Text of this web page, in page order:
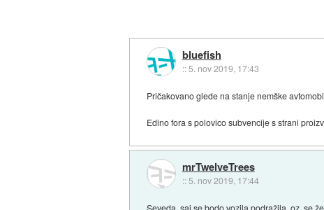
bluefish
::5. nov 2019, 17:43
Pričakovano glede na stanje nemške
Edino fora s polovico subvencije s strani
mrTwelveTrees
:: 5. nov 2019, 17:44
Seveda, saj se bodo vozila podražila, oz. se